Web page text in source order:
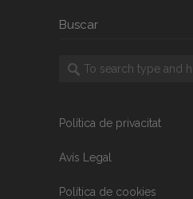
Buscar
Política de privacitat
Avís Legal
Política de cookies